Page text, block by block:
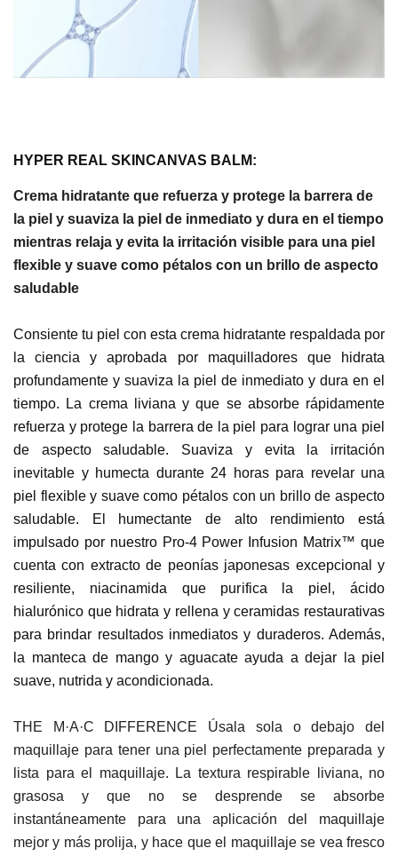
HYPER REAL SKINCANVAS BALM:
Crema hidratante que refuerza y protege la barrera de
la piel y suaviza la piel de inmediato y dura en el tiempo
mientras relaja y evita la irritación visible para una piel
flexible y suave como pétalos con un brillo de aspecto
saludable
Consiente tu piel con esta crema hidratante respaldada por
la ciencia y aprobada por maquilladores que hidrata
profundamente y suaviza la piel de inmediato y dura en el
tiempo. La crema liviana y que se absorbe rápidamente
refuerza y protege la barrera de la piel para lograr una piel
de aspecto saludable. Suaviza y evita la irritación
inevitable y humecta durante 24 horas para revelar una
piel flexible y suave como pétalos con un brillo de aspecto
saludable. El humectante de alto rendimiento está
impulsado por nuestro Pro-4 Power Infusion Matrix™ que
cuenta con extracto de peonías japonesas excepcional y
resiliente, niacinamida que purifica la piel, ácido
hialurónico que hidrata y rellena y ceramidas restaurativas
para brindar resultados inmediatos y duraderos. Además,
la manteca de mango y aguacate ayuda a dejar la piel
suave, nutrida y acondicionada.
THE M·A·C DIFFERENCE Úsala sola o debajo del
maquillaje para tener una piel perfectamente preparada y
lista para el maquillaje. La textura respirable liviana, no
grasosa y que no se desprende se absorbe
instantáneamente para una aplicación del maquillaje
mejor y más prolija, y hace que el maquillaje se vea fresco